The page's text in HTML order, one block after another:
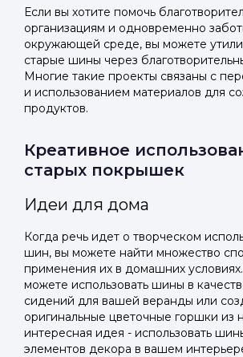
Если вы хотите помочь
организациям и одновременно
окружающей среде, вы можете
старые шины через
Многие такие проекты связаны с
и использованием материалов для
продуктов.
Креативное
старых покрышек
Идеи для дома
Когда речь идет о творческом
шин, вы можете найти множество
применения их в домашних
можете использовать шины в
сидений для вашей веранды или
оригинальные цветочные горшки из
интересная идея - использовать
элементов декора в вашем